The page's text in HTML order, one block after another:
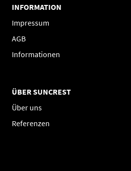
INFORMATION
Impressum
AGB
Informationen
ÜBER SUNCREST
Über uns
Referenzen